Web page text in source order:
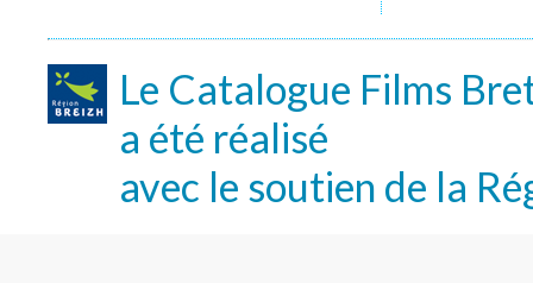
Le Catalogue Films
a été réalisé
avec le soutien de la